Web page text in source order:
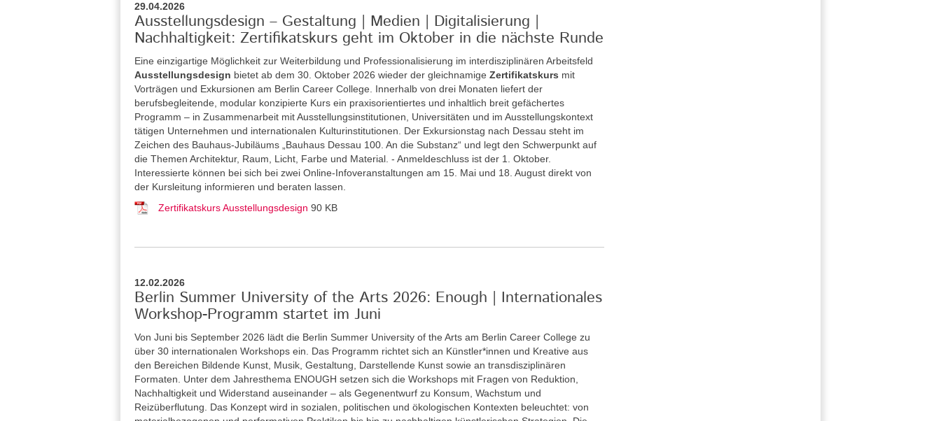
29.04.2026
Ausstellungsdesign – Gestaltung | Medien | Digitalisierung |
Nachhaltigkeit: Zertifikatskurs geht im Oktober in die nächste Runde
Eine einzigartige Möglichkeit zur Weiterbildung und Professionalisierung im interdisziplinären Arbeitsfeld
Ausstellungsdesign bietet ab dem 30. Oktober 2026 wieder der gleichnamige Zertifikatskurs mit
Vorträgen und Exkursionen am Berlin Career College. Innerhalb von drei Monaten liefert der
berufsbegleitende, modular konzipierte Kurs ein praxisorientiertes und inhaltlich breit gefächertes
Programm – in Zusammenarbeit mit Ausstellungsinstitutionen, Universitäten und im Ausstellungskontext
tätigen Unternehmen und internationalen Kulturinstitutionen. Der Exkursionstag nach Dessau steht im
Zeichen des Bauhaus-Jubiläums „Bauhaus Dessau 100. An die Substanz“ und legt den Schwerpunkt auf
die Themen Architektur, Raum, Licht, Farbe und Material. - Anmeldeschluss ist der 1. Oktober.
Interessierte können bei sich bei zwei Online-Infoveranstaltungen am 15. Mai und 18. August direkt von
der Kursleitung informieren und beraten lassen.
Zertifikatskurs Ausstellungsdesign 90 KB
12.02.2026
Berlin Summer University of the Arts 2026: Enough | Internationales
Workshop-Programm startet im Juni
Von Juni bis September 2026 lädt die Berlin Summer University of the Arts am Berlin Career College zu
über 30 internationalen Workshops ein. Das Programm richtet sich an Künstler*innen und Kreative aus
den Bereichen Bildende Kunst, Musik, Gestaltung, Darstellende Kunst sowie an transdisziplinären
Formaten. Unter dem Jahresthema ENOUGH setzen sich die Workshops mit Fragen von Reduktion,
Nachhaltigkeit und Widerstand auseinander – als Gegenentwurf zu Konsum, Wachstum und
Reizüberflutung. Das Konzept wird in sozialen, politischen und ökologischen Kontexten beleuchtet: von